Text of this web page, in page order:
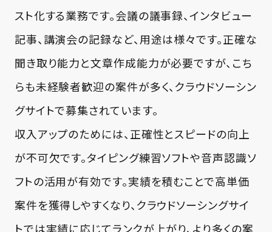
スト化する業務です。会議の議事録、インタビュー
記事、講演会の記録など、用途は様々です。正確な
聞き取り能力と文章作成能力が必要ですが、こち
らも未経験者歓迎の案件が多く、クラウドソーシン
グサイトで募集されています。
収入アップのためには、正確性とスピードの向上
が不可欠です。タイピング練習ソフトや音声認識ソ
フトの活用が有効です。実績を積むことで高単価
案件を獲得しやすくなり、クラウドソーシングサイ
トでは実績に応じてランクが上がり、より多くの案